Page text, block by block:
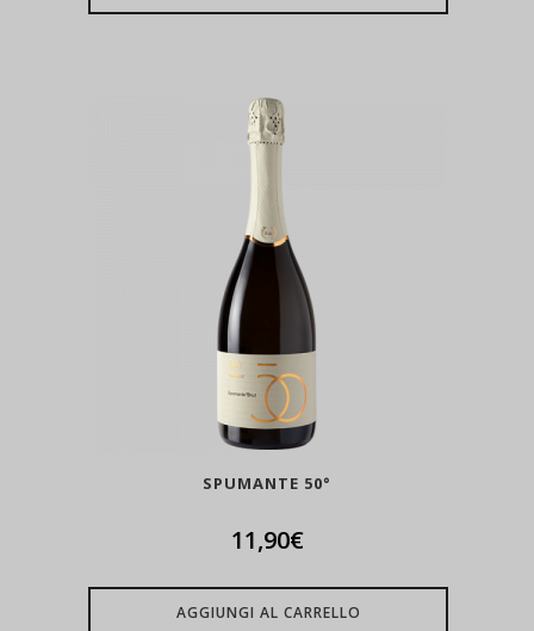
SPUMANTE 50°
11,90€
AGGIUNGI AL CARRELLO